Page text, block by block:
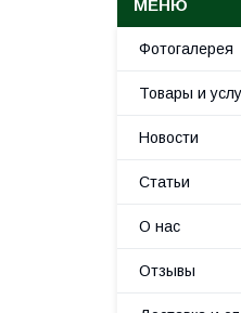
Фотогалерея
Товары и
Новости
Статьи
О нас
Отзывы